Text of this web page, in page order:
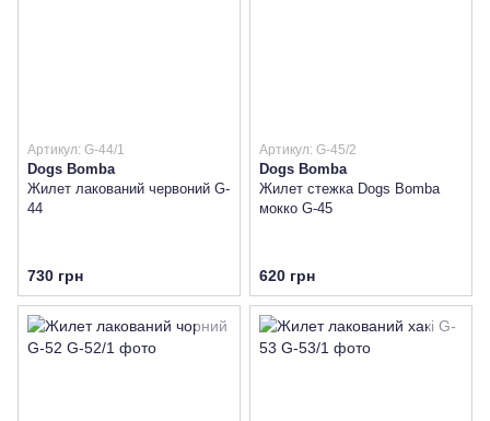
Артикул: G-44/1
Dogs Bomba
Жилет лакований червоний G-
44
730 грн
Артикул: G-45/2
Dogs Bomba
Жилет стежка Dogs Bomba
мокко G-45
620 грн